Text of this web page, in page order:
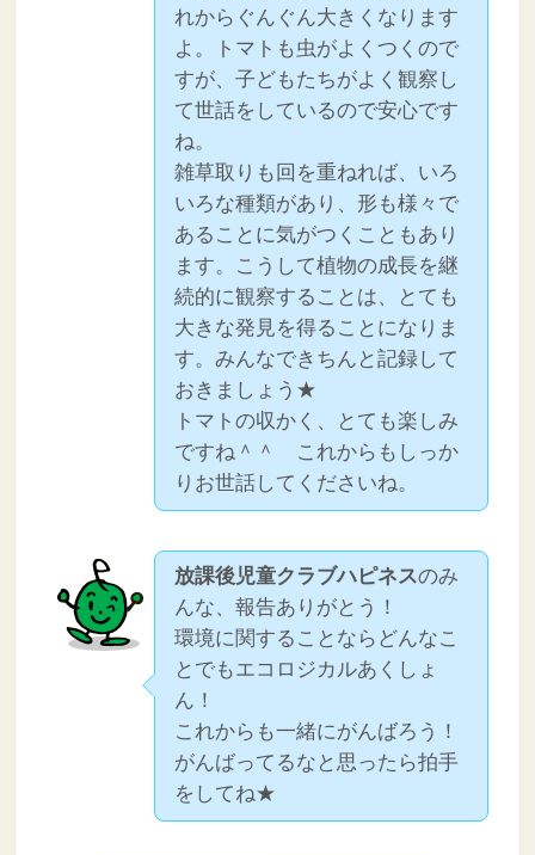
れからぐんぐん大きくなります
よ。トマトも虫がよくつくので
すが、子どもたちがよく観察し
て世話をしているので安心です
ね。
雑草取りも回を重ねれば、いろ
いろな種類があり、形も様々で
あることに気がつくこともあり
ます。こうして植物の成長を継
続的に観察することは、とても
大きな発見を得ることになりま
す。みんなできちんと記録して
おきましょう★
トマトの収かく、とても楽しみ
ですね＾＾ これからもしっか
りお世話してくださいね。
放課後児童クラブハピネスのみ
んな、報告ありがとう！
環境に関することならどんなこ
とでもエコロジカルあくしょ
ん！
これからも一緒にがんばろう！
がんばってるなと思ったら拍手
をしてね★